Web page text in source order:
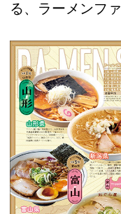
る、ラーメンフ